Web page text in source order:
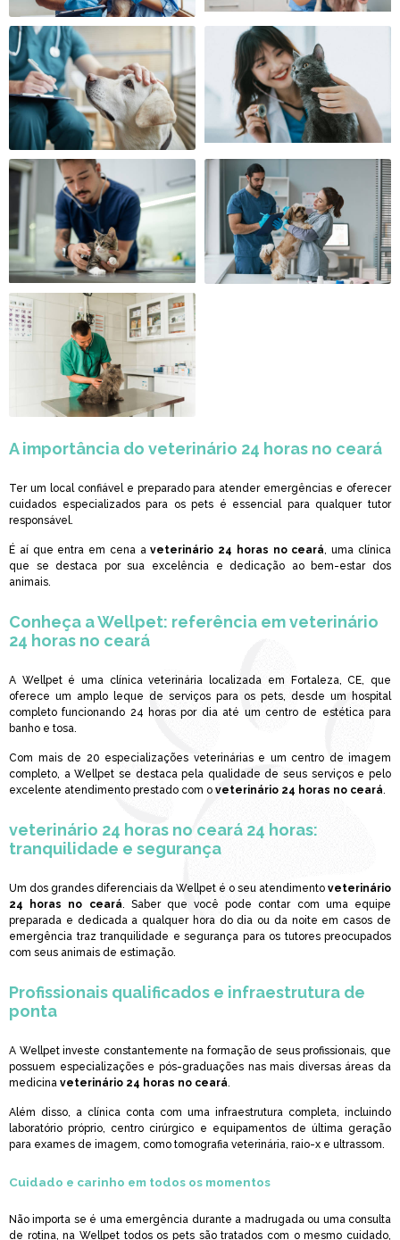
A importância do veterinário 24 horas no ceará
Ter um local confiável e preparado para atender emergências e oferecer
cuidados especializados para os pets é essencial para qualquer tutor
responsável.
É aí que entra em cena aveterinário 24 horas no ceará, uma clínica
que se destaca por sua excelência e dedicação ao bem-estar dos
animais.
Conheça a Wellpet: referência emveterinário
24 horas no ceará
A Wellpet é uma clínica veterinária localizada em Fortaleza, CE, que
oferece um amplo leque de serviços para os pets, desde um hospital
completo funcionando 24 horas por dia até um centro de estética para
banho e tosa.
Com mais de 20 especializações veterinárias e um centro de imagem
completo, a Wellpet se destaca pela qualidade de seus serviços e pelo
excelente atendimento prestado com o veterinário 24 horas no ceará.
veterinário 24 horas no ceará 24 horas:
tranquilidade e segurança
Um dos grandes diferenciais da Wellpet é o seu atendimento veterinário
24 horas no ceará. Saber que você pode contar com uma equipe
preparada e dedicada a qualquer hora do dia ou da noite em casos de
emergência traz tranquilidade e segurança para os tutores preocupados
com seus animais de estimação.
Profissionais qualificados e infraestrutura de
ponta
A Wellpet investe constantemente na formação de seus profissionais, que
possuem especializações e pós-graduações nas mais diversas áreas da
medicina veterinário 24 horas no ceará.
Além disso, a clínica conta com uma infraestrutura completa, incluindo
laboratório próprio, centro cirúrgico e equipamentos de última geração
para exames de imagem, como tomografia veterinária, raio-x e ultrassom.
Cuidado e carinho em todos os momentos
Não importa se é uma emergência durante a madrugada ou uma consulta
de rotina, na Wellpet todos os pets são tratados com o mesmo cuidado,